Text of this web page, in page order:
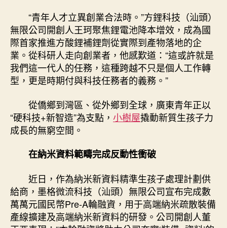
時〉
中
“青年人才立異創業合法時。”方鋰科技（汕頭）
無限公司開創人王珂聚焦鋰電池降本增效，成為國
際首家推進方酸鋰補鋰劑從實際到產物落地的企
業。從科研人走向創業者，他感歎道：“這或許就是
我們這一代人的任務，這種跨越不只是個人工作轉
型，更是時期付與科技任務者的義務。”
從僑鄉到灣區、從外鄉到全球，廣東青年正以
“硬科技+新智造”為支點， 小樹屋撬動新質生孩子力
成長的無窮空間。
在納米資料範疇完成反動性衝破
近日，作為納米新資料精準生孩子處理計劃供
給商，墨格微流科技（汕頭）無限公司宣布完成數
萬萬元國民幣Pre-A輪融資，用于高端納米疏散裝備
產線擴建及高端納米新資料的研發。公司開創人董